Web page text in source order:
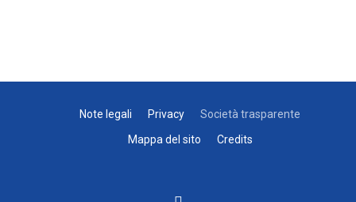
Note legali Privacy
Società trasparente
Mappa del sito
Credits